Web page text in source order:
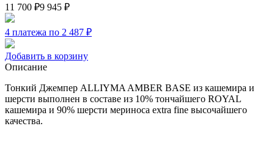
11 700 ₽9 945 ₽
4 платежа по 2 487 ₽
Добавить в корзину
Описание
Тонкий Джемпер ALLIYMA AMBER BASE из кашемира и
шерсти выполнен в составе из 10% тончайшего ROYAL
кашемира и 90% шерсти мериноса extra fine высочайшего
качества.